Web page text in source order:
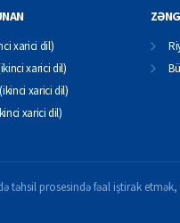
xarici dil)
xarici dil)
xarici dil)
xarici dil)
təhsil prosesində fəal iştirak